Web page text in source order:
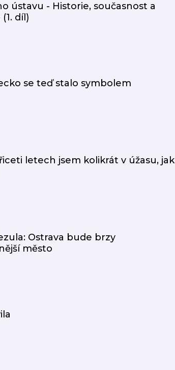
ústavu - Historie, současnost a
díl)
se teď stalo symbolem
letech jsem kolikrát v úžasu, jak
Ostrava bude brzy
město